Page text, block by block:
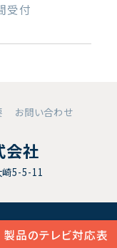
製品のテレビ対応表
受付
お問い合わせ
会社
5-5-11